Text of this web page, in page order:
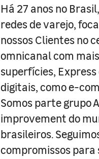
Há 27 anos no
redes de varejo,
nossos Clientes no
omnicanal com
superfícies,
digitais, como e-
Somos parte grupo
improvement do
brasileiros.
compromissos